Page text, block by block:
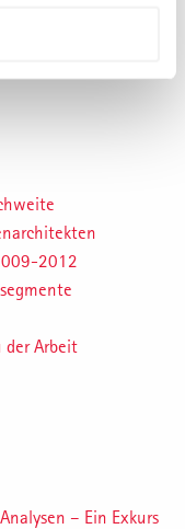
2012
der Arbeit
– Ein Exkurs